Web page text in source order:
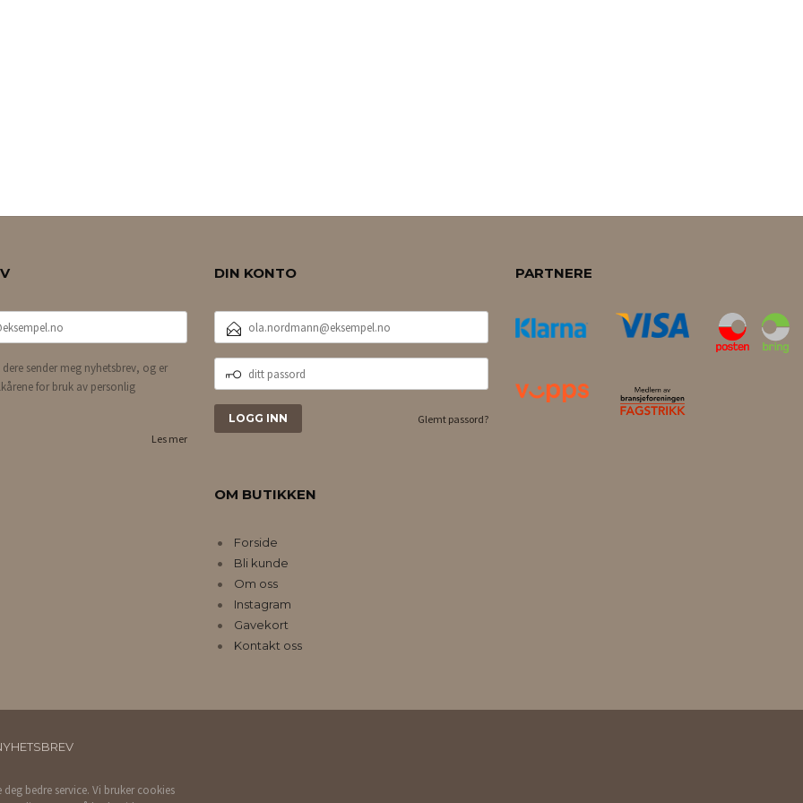
sender meg nyhetsbrev, og er
for bruk av personlig
Les mer
DIN KONTO
POSTADRESSE
PASSORD
Glemt passord?
OM BUTIKKEN
Forside
Bli kunde
Om oss
Instagram
Gavekort
Kontakt oss
PARTNERE
bedre service. Vi bruker cookies